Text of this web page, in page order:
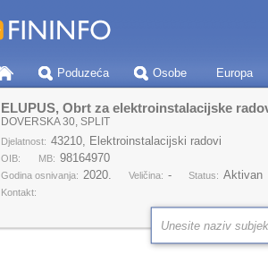
Poduzeća Osobe Europa
ELUPUS, Obrt za elektroinstalacijske
DOVERSKA 30, SPLIT
Djelatnost: 43210, Elektroinstalacijski radovi
OIB: MB: 98164970
Godina osnivanja: 2020. Veličina: - Status: Aktivan
Kontakt: